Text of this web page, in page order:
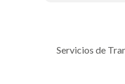
Servicios de